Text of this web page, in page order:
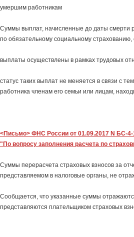
умершим работникам
Суммы выплат, начисленные до даты смерти
по обязательному социальному
выплаты осуществлены в рамках трудовых
статус таких выплат не меняется в связи с
работника членам его семьи или лицам,
<Письмо> ФНС России от 01.09.2017 N БС-4-
"По вопросу заполнения расчета по
Суммы перерасчета страховых взносов за
представляемом в налоговые органы, не
Сообщается, что указанные суммы
представляются плательщиком страховых